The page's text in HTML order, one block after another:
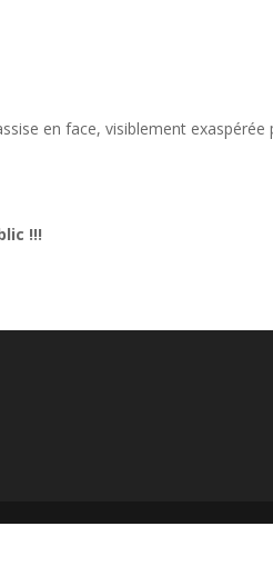
en face, visiblement
!!!